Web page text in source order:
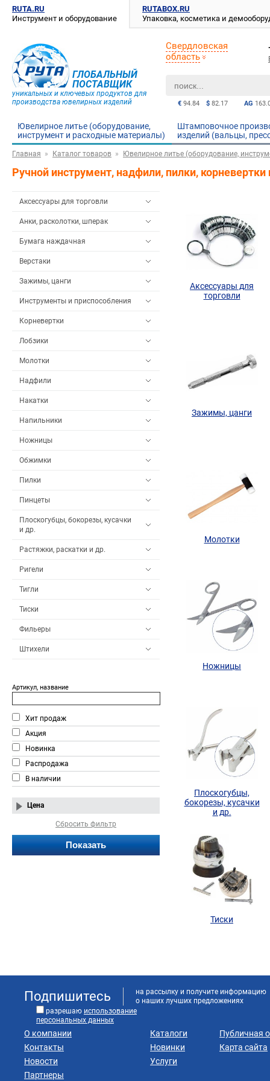
RUTA.RU
Инструмент и оборудование
RUTABOX.RU
Упаковка, косметика и
ГЛОБАЛЬНЫЙ
ПОСТАВЩИК
уникальных и ключевых продуктов для
производства ювелирных изделий
AG
€ 94.84 $ 82.17
Свердловская
область
Ювелирное литье (оборудование,
инструмент и расходные материалы)
Штамповочное
изделий (вальцы,
Главная Каталог товаров Ювелирное литье (оборудование,
Ручной инструмент, надфили, пилки, корневертки
Аксессуары для торговли
Анки, расколотки, шперак
Бумага наждачная
Верстаки
Зажимы, цанги
Инструменты и приспособления
Корневертки
Лобзики
Молотки
Надфили
Накатки
Напильники
Ножницы
Обжимки
Пилки
Пинцеты
Плоскогубцы, бокорезы, кусачки
и др.
Растяжки, раскатки и др.
Ригели
Тигли
Тиски
Фильеры
Штихели
Артикул, название
Хит продаж
Акция
Новинка
Распродажа
В наличии
Цена
Сбросить фильтр
Аксессуары для
торговли
Зажимы, цанги
Молотки
Ножницы
Плоскогубцы,
бокорезы, кусачки
и др.
Тиски
Подпишитесь
на рассылку и получите информацию
о наших лучших предложениях
разрешаю использование
персональных данных
О компании
Контакты
Новости
Партнеры
Каталоги
Новинки
Услуги
Публичная
Карта сайта